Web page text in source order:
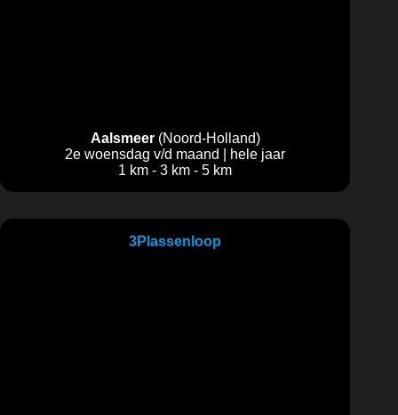
Aalsmeer(Noord-Holland)
2e woensdag v/d maand | hele jaar
1 km - 3 km - 5 km
3Plassenloop